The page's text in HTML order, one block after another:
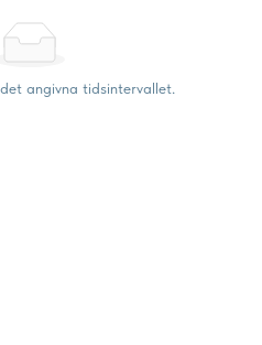
angivna tidsintervallet.